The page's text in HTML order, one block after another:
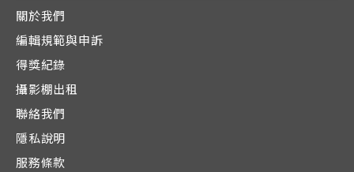
關於我們
編輯規範與申訴
得獎紀錄
攝影棚出租
聯絡我們
隱私說明
服務條款